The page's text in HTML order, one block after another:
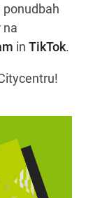
ponudbah
na
in TikTok.